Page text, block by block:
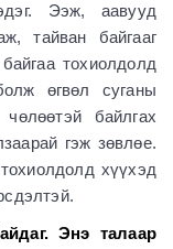
Ээж, аавууд
тайван байгааг
тохиолдолд
өгвөл суганы
байлгах
гэж зөвлөе.
хүүхэд
Энэ талаар